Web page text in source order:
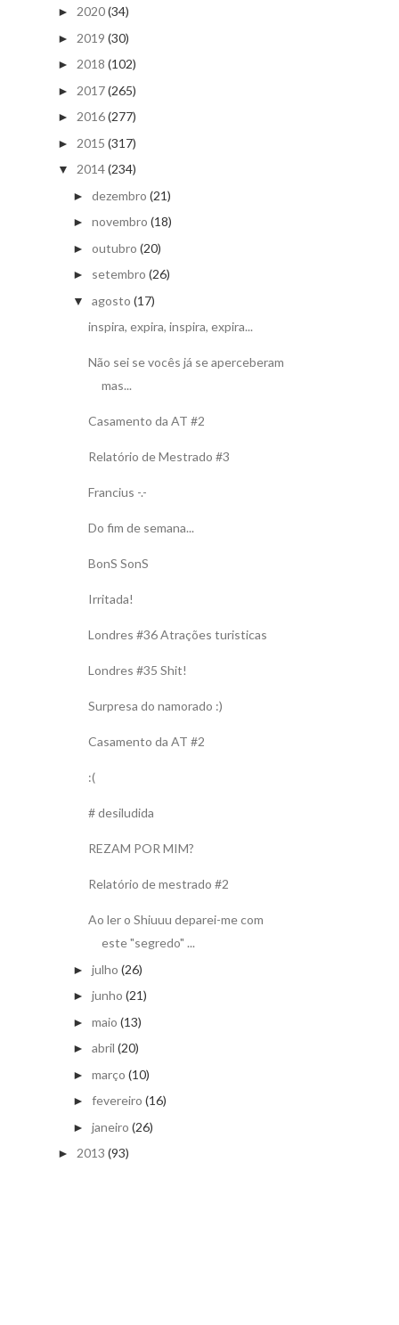
► 2020(34)
► 2019 (30)
► 2018 (102)
► 2017(265)
► 2016(277)
► 2015 (317)
▼ 2014(234)
► dezembro (21)
► novembro (18)
► outubro (20)
► setembro (26)
▼ agosto (17)
inspira, expira, inspira, expira...
Não sei se vocês já se aperceberam
mas...
Casamento da AT #2
Relatório de Mestrado #3
Francius -.-
Do fim de semana...
BonS SonS
Irritada!
Londres #36 Atrações turisticas
Londres #35 Shit!
Surpresa do namorado :)
Casamento da AT #2
:(
# desiludida
REZAM POR MIM?
Relatório de mestrado #2
Ao ler o Shiuuu deparei-me com
este "segredo" ...
► julho (26)
► junho (21)
► maio (13)
► abril (20)
► março (10)
► fevereiro (16)
► janeiro (26)
► 2013 (93)